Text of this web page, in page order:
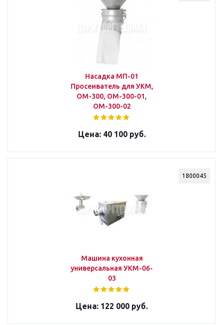
Насадка МП-01
Просеиватель для УКМ,
ОМ-300, ОМ-300-01,
ОМ-300-02
40 100 руб.
1800045
Машина кухонная
универсальная УКМ-06-
03
122 000 руб.